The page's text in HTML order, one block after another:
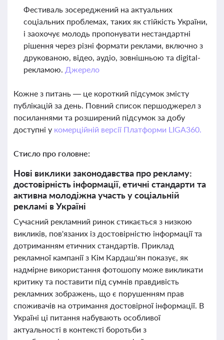
Фестиваль зосереджений на актуальних
соціальних проблемах, таких як стійкість України,
і заохочує молодь пропонувати нестандартні
рішення через різні формати реклами, включно з
друкованою, відео, аудіо, зовнішньою та digital-
рекламою. Джерело
Кожне з питань — це короткий підсумок змісту
публікацій за день. Повний список першоджерел з
посиланнями та розширений підсумок за добу
доступні у комерційній версії Платформи LIGA360.
Стисло про головне:
Нові виклики законодавства про рекламу:
достовірність інформації, етичні стандарти та
активна молодіжна участь у соціальній
рекламі в Україні
Сучасний рекламний ринок стикається з низкою
викликів, пов'язаних із достовірністю інформації та
дотриманням етичних стандартів. Приклад
рекламної кампанії з Кім Кардаш'ян показує, як
надмірне використання фотошопу може викликати
критику та поставити під сумнів правдивість
рекламних зображень, що є порушенням прав
споживачів на отримання достовірної інформації. В
Україні ці питання набувають особливої
актуальності в контексті боротьби з